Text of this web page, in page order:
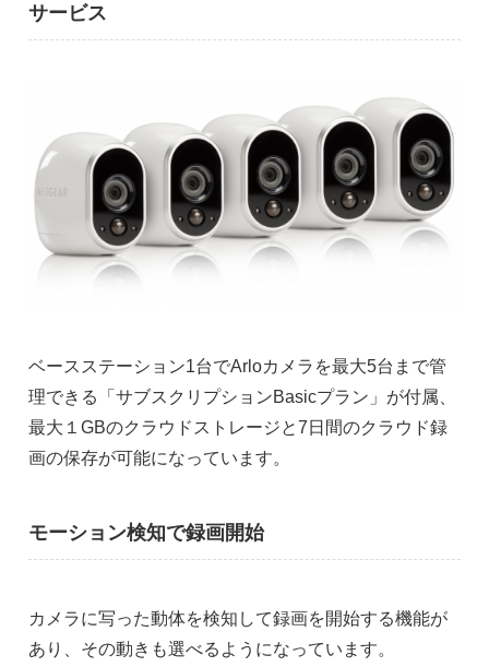
サービス
ベースステーション1台でArloカメラを最大5台まで管
理できる「サブスクリプションBasicプラン」が付属、
最大１GBのクラウドストレージと7日間のクラウド録
画の保存が可能になっています。
モーション検知で録画開始
カメラに写った動体を検知して録画を開始する機能が
あり、その動きも選べるようになっています。